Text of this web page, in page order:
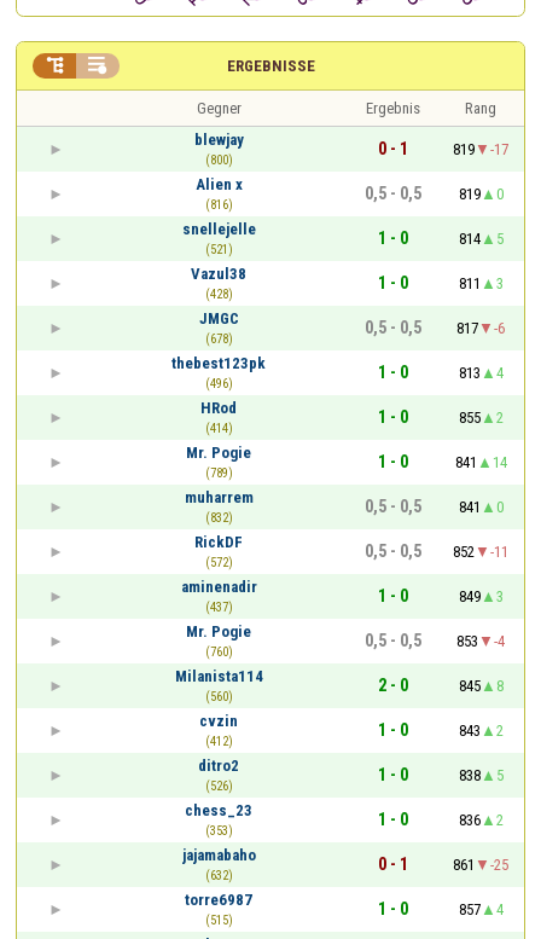
ERGEBNISSE
 
Gegner Ergebnis
Rang
blewjay
(800)
0 - 1 819
-17
Alien x
(816)
0,5 - 0,5 819
0
snellejelle
(521)
1 - 0 814
5
Vazul38
(428)
1 - 0 811
3
JMGC
(678)
0,5 - 0,5 817
-6
thebest123pk
(496)
1 - 0 813
4
HRod
(414)
1 - 0 855
2
Mr. Pogie
(789)
1 - 0 841
14
muharrem
(832)
0,5 - 0,5 841
0
RickDF
(572)
0,5 - 0,5 852
-11
aminenadir
(437)
1 - 0 849
3
Mr. Pogie
(760)
0,5 - 0,5 853
-4
Milanista114
(560)
2 - 0 845
8
cvzin
(412)
1 - 0 843
2
ditro2
(526)
1 - 0 838
5
chess_23
(353)
1 - 0 836
2
jajamabaho
(632)
0 - 1 861
-25
torre6987
(515)
1 - 0 857
4